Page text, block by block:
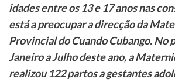
idades entre os 13 e 17 anos nas
está a preocupar a direcção da
Provincial do Cuando Cubango. No
Janeiro a Julho deste ano, a
realizou 122 partos a gestantes